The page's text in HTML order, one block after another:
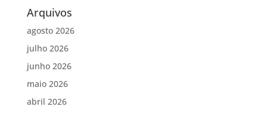
Arquivos
agosto 2026
julho 2026
junho 2026
maio 2026
abril 2026